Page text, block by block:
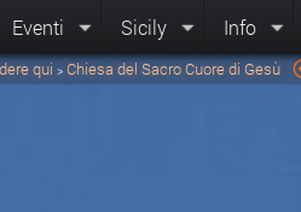
Eventi Sicily Info
qui > Chiesa del Sacro Cuore di Gesù